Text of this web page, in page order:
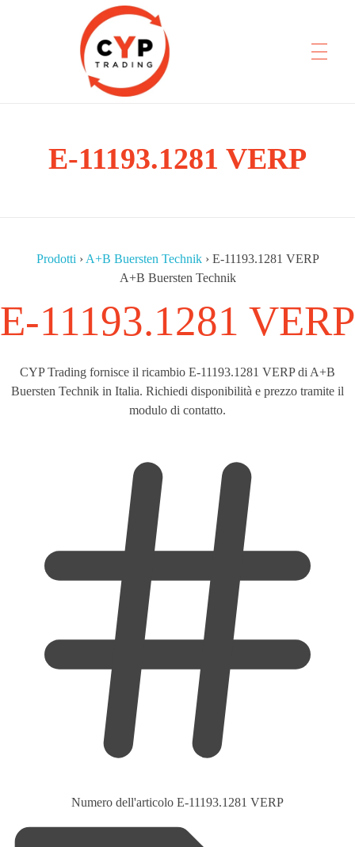
CYP Trading
Professionelle Ersatzteilbeschaffung
E-11193.1281 VERP
Prodotti › A+B Buersten Technik › E-11193.1281 VERP
A+B Buersten Technik
E-11193.1281 VERP
CYP Trading fornisce il ricambio E-11193.1281 VERP di A+B
Buersten Technik in Italia. Richiedi disponibilità e prezzo tramite il
modulo di contatto.
Numero dell'articolo E-11193.1281 VERP